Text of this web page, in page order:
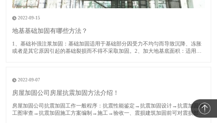
2022-09-15
地基基础加固有哪些方法？
1​、基础补强注浆加固：基础加固适用于基础部分因受力不均匀而导致沉降、冻胀
或者是其它原因引起的基础裂损而不得不采取加固。2、加大地基底面积：适用于
2022-09-07
房屋加固公司房屋抗震加固方法介绍！
​房屋加固公司抗震加固工作一般程序：抗震性能鉴定→抗震加固设计→抗震加固施
工图审查→抗震加固施工方案编制→施工→验收一、震损建筑加固前可对震损部